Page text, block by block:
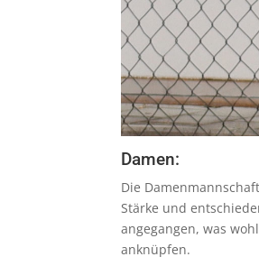
Damen:
Die
Stärke und
angegangen, was
anknüpfen.